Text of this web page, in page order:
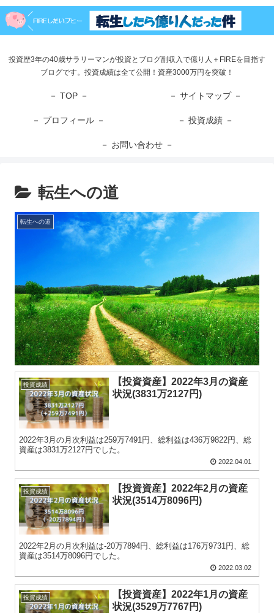
投資歴3年の40歳サラリーマンが投資とブログ副収入で億り人＋FIREを目指す
ブログです。投資成績は全て公開！資産3000万円を突破！
－ TOP － － サイトマップ －
－ プロフィール － － 投資成績 －
－ お問い合わせ －
転生への道
転生への道
投資成績
【投資資産】2022年3月の資産
状況(3831万2127円)
2022年3月の月次利益は259万7491円、総利益は436万9822円、総
資産は3831万2127円でした。
2022.04.01
投資成績
【投資資産】2022年2月の資産
状況(3514万8096円)
2022年2月の月次利益は-20万7894円、総利益は176万9731円、総
資産は3514万8096円でした。
2022.03.02
投資成績
【投資資産】2022年1月の資産
状況(3529万7767円)